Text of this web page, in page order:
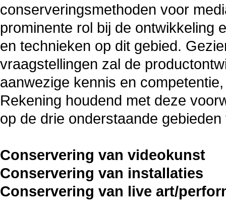
conserveringsmethoden voor
prominente rol bij de ontwikkeling
en technieken op dit gebied.
vraagstellingen zal de
aanwezige kennis en
Rekening houdend met deze
op de drie onderstaande
Conservering van videokunst
Conservering van installaties
Conservering van live art/